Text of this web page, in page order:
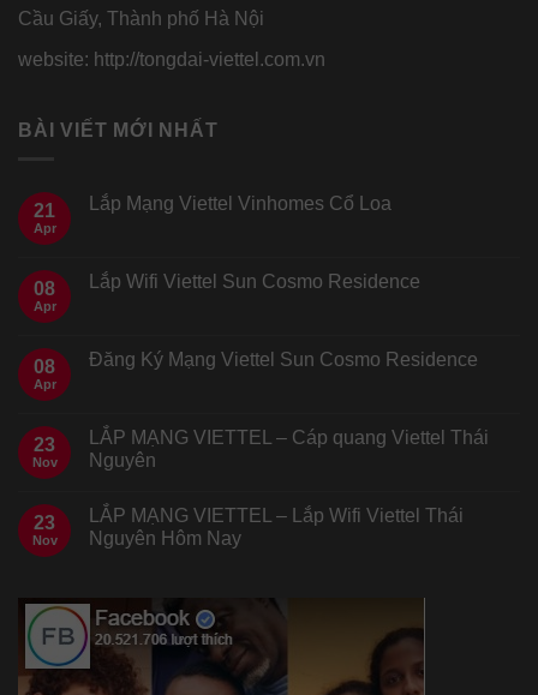
Cầu Giấy, Thành phố Hà Nội
website: http://tongdai-viettel.com.vn
BÀI VIẾT MỚI NHẤT
21
Apr
Lắp Mạng Viettel Vinhomes Cổ Loa
08
Apr
Lắp Wifi Viettel Sun Cosmo Residence
08
Apr
Đăng Ký Mạng Viettel Sun Cosmo Residence
23
Nov
LẮP MẠNG VIETTEL – Cáp quang Viettel Thái
Nguyên
23
Nov
LẮP MẠNG VIETTEL – Lắp Wifi Viettel Thái
Nguyên Hôm Nay